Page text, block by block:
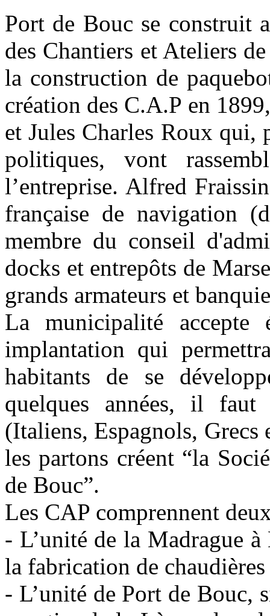
Port de Bouc se construit
des Chantiers et Ateliers
la construction de
création des C.A.P en
et Jules Charles Roux qui,
politiques, vont
l’entreprise. Alfred
française de navigation
membre du conseil
docks et entrepôts de
grands armateurs et
La municipalité accepte
implantation qui
habitants de se
quelques années, il faut
(Italiens, Espagnols,
les partons créent “la
de Bouc”.
Les CAP comprennent
- L’unité de la Madrague
la fabrication de
- L’unité de Port de Bouc,